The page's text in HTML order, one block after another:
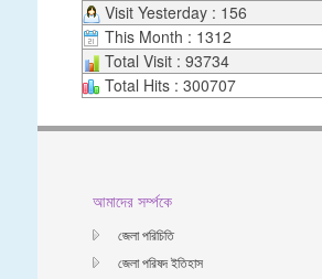
Visit Yesterday : 156
This Month : 1312
Total Visit : 93734
Total Hits : 300707
আমাদের সর্ম্পকে
জেলা পরিচিতি
জেলা পরিষদ ইতিহাস